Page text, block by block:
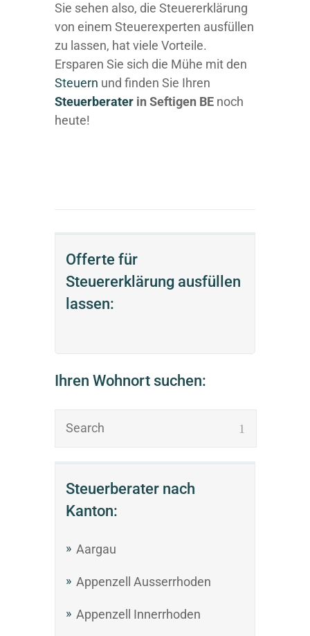
Offerte für
Steuererklärung ausfüllen
lassen:
Ihren Wohnort suchen:
Steuerberater nach
Kanton:
Aargau
Appenzell Ausserrhoden
Appenzell Innerrhoden
Sie sehen also, die Steuererklärung
von einem Steuerexperten ausfüllen
zu lassen, hat viele Vorteile.
Ersparen Sie sich die Mühe mit den
Steuern und finden Sie Ihren
Steuerberater in Seftigen BE noch
heute!